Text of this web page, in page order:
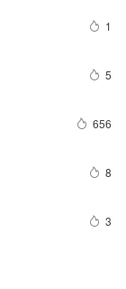
1
5
656
8
3